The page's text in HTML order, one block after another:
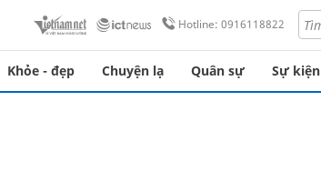
Hotline: 0916118822
Khỏe - đẹp Chuyện lạ Quân sự Sự kiện